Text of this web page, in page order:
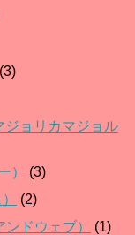
(3)
ョリカマジョル
）
(3)
(2)
ドウェブ）
(1)